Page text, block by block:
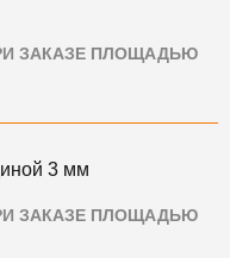
ЗАКАЗЕ ПЛОЩАДЬЮ
3 мм
ЗАКАЗЕ ПЛОЩАДЬЮ